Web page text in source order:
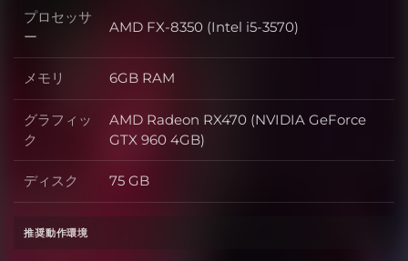
プロセッサ
ー
プロセッサー
AMD FX-8350 (Intel i5-3570)
メモリ メモリ
6GB RAM
グラフィッ
ク
グラフィック
AMD Radeon RX470 (NVIDIA GeForce
GTX 960 4GB)
ディスク ディスク
75 GB
推奨動作環境